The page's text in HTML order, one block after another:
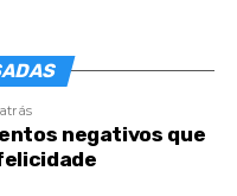
negativos que